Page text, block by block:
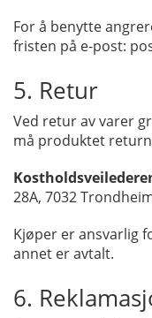
For å benytte
fristen på e-post:
5. Retur
Ved retur av varer
må produktet
28A, 7032
Kjøper er ansvarlig
annet er avtalt.
6.